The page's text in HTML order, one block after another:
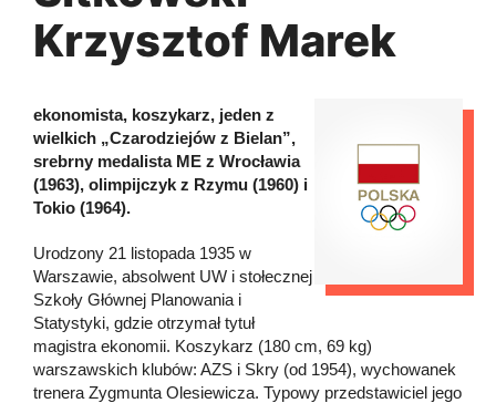
Krzysztof Marek
ekonomista, koszykarz, jeden z
wielkich „Czarodziejów z Bielan”,
srebrny medalista ME z Wrocławia
(1963), olimpijczyk z Rzymu (1960) i
Tokio (1964).
Urodzony 21 listopada 1935 w
Warszawie, absolwent UW i stołecznej
Szkoły Głównej Planowania i
Statystyki, gdzie otrzymał tytuł
magistra ekonomii. Koszykarz (180 cm, 69 kg)
warszawskich klubów: AZS i Skry (od 1954), wychowanek
trenera Zygmunta Olesiewicza. Typowy przedstawiciel jego